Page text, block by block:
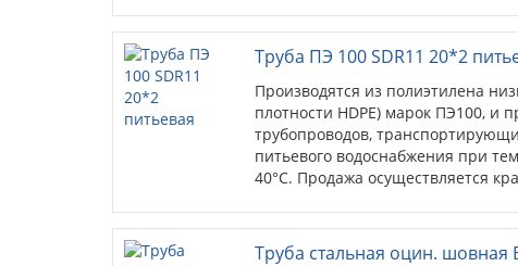
Труба ПЭ 100 SDR11 20*2
Производятся из полиэтилена
плотности HDPE) марок ПЭ100, и
трубопроводов,
питьевого водоснабжения при
40°С. Продажа осуществляется
Труба стальная оцин. шовная